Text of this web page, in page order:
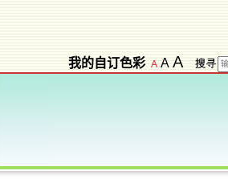
我的自订色彩 A A A